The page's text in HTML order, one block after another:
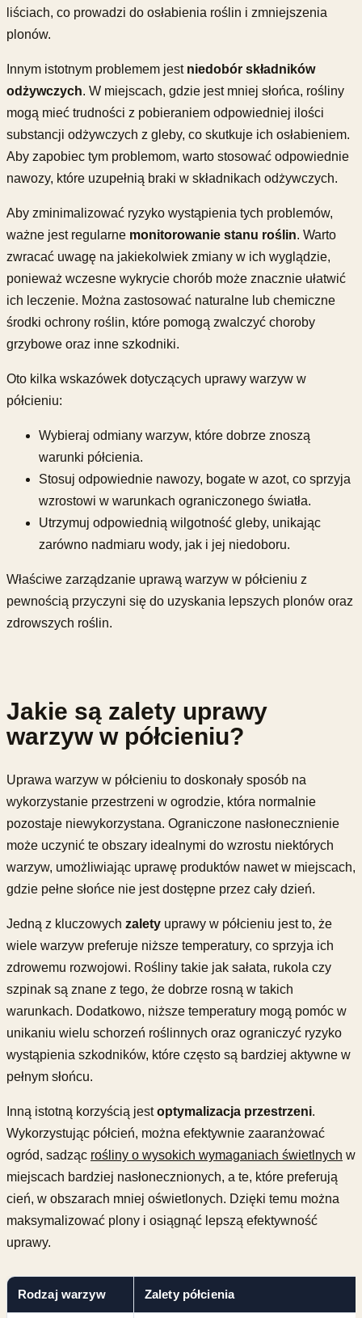
liściach, co prowadzi do osłabienia roślin i zmniejszenia
plonów.
Innym istotnym problemem jest niedobór składników
odżywczych. W miejscach, gdzie jest mniej słońca, rośliny
mogą mieć trudności z pobieraniem odpowiedniej ilości
substancji odżywczych z gleby, co skutkuje ich osłabieniem.
Aby zapobiec tym problemom, warto stosować odpowiednie
nawozy, które uzupełnią braki w składnikach odżywczych.
Aby zminimalizować ryzyko wystąpienia tych problemów,
ważne jest regularne monitorowanie stanu roślin. Warto
zwracać uwagę na jakiekolwiek zmiany w ich wyglądzie,
ponieważ wczesne wykrycie chorób może znacznie ułatwić
ich leczenie. Można zastosować naturalne lub chemiczne
środki ochrony roślin, które pomogą zwalczyć choroby
grzybowe oraz inne szkodniki.
Oto kilka wskazówek dotyczących uprawy warzyw w
półcieniu:
Wybieraj odmiany warzyw, które dobrze znoszą
warunki półcienia.
Stosuj odpowiednie nawozy, bogate w azot, co sprzyja
wzrostowi w warunkach ograniczonego światła.
Utrzymuj odpowiednią wilgotność gleby, unikając
zarówno nadmiaru wody, jak i jej niedoboru.
Właściwe zarządzanie uprawą warzyw w półcieniu z
pewnością przyczyni się do uzyskania lepszych plonów oraz
zdrowszych roślin.
Jakie są zalety uprawy
warzyw w półcieniu?
Uprawa warzyw w półcieniu to doskonały sposób na
wykorzystanie przestrzeni w ogrodzie, która normalnie
pozostaje niewykorzystana. Ograniczone nasłonecznienie
może uczynić te obszary idealnymi do wzrostu niektórych
warzyw, umożliwiając uprawę produktów nawet w miejscach,
gdzie pełne słońce nie jest dostępne przez cały dzień.
Jedną z kluczowych zalety uprawy w półcieniu jest to, że
wiele warzyw preferuje niższe temperatury, co sprzyja ich
zdrowemu rozwojowi. Rośliny takie jak sałata, rukola czy
szpinak są znane z tego, że dobrze rosną w takich
warunkach. Dodatkowo, niższe temperatury mogą pomóc w
unikaniu wielu schorzeń roślinnych oraz ograniczyć ryzyko
wystąpienia szkodników, które często są bardziej aktywne w
pełnym słońcu.
Inną istotną korzyścią jestoptymalizacja przestrzeni.
Wykorzystując półcień, można efektywnie zaaranżować
ogród, sadząc rośliny o wysokich wymaganiach świetlnych w
miejscach bardziej nasłonecznionych, a te, które preferują
cień, w obszarach mniej oświetlonych. Dzięki temu można
maksymalizować plony i osiągnąć lepszą efektywność
uprawy.
Rodzaj warzyw Zalety półcienia